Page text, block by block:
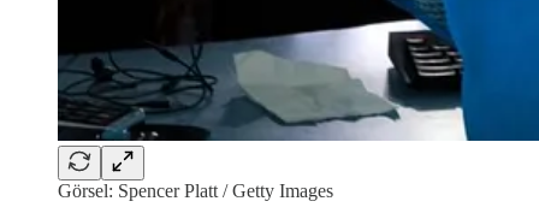
Görsel: Spencer Platt / Getty Images